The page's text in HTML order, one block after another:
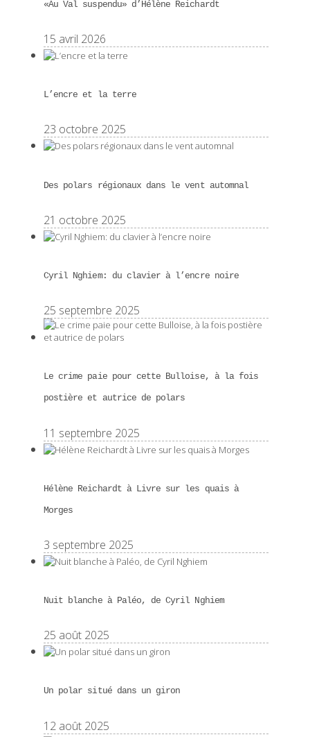
«Au Val suspendu» d’Hélène Reichardt
15 avril 2026
L’encre et la terre
23 octobre 2025
Des polars régionaux dans le vent automnal
21 octobre 2025
Cyril Nghiem: du clavier à l’encre noire
25 septembre 2025
Le crime paie pour cette Bulloise, à la fois
postière et autrice de polars
11 septembre 2025
Hélène Reichardt à Livre sur les quais à
Morges
3 septembre 2025
Nuit blanche à Paléo, de Cyril Nghiem
25 août 2025
Un polar situé dans un giron
12 août 2025